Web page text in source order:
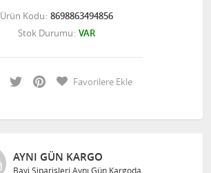
Ürün Kodu 8698863494856
Stok Durumu VAR
Facebook
Twitter PinterestFavorilere Ekle
AYNI GÜN KARGO
Bayi Siparişleri Aynı Gün Kargoda